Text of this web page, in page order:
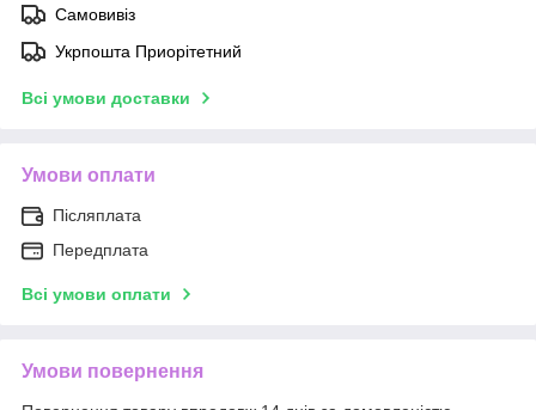
Самовивіз
Укрпошта Приорітетний
Всі умови доставки
Умови оплати
Післяплата
Передплата
Всі умови оплати
Умови повернення